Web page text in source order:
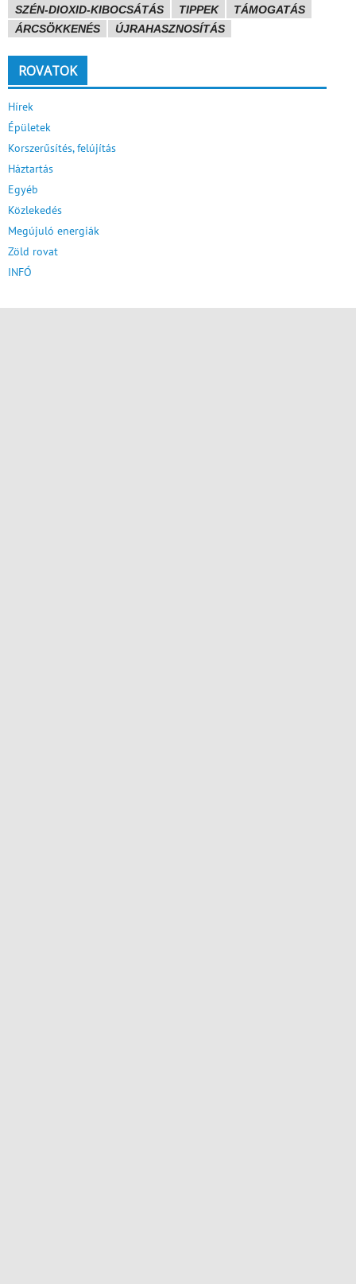
SZÉN-DIOXID-KIBOCSÁTÁS
TIPPEK
TÁMOGATÁS
ÁRCSÖKKENÉS
ÚJRAHASZNOSÍTÁS
ROVATOK
Hírek
Épületek
Korszerűsítés, felújítás
Háztartás
Egyéb
Közlekedés
Megújuló energiák
Zöld rovat
INFÓ